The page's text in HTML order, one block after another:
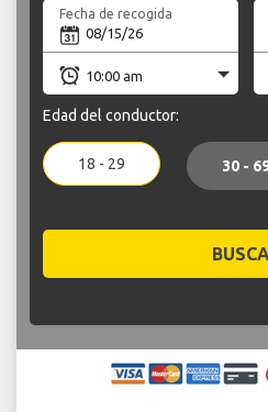
Fecha de recogida
Edad del conductor:
18 - 29 30 -